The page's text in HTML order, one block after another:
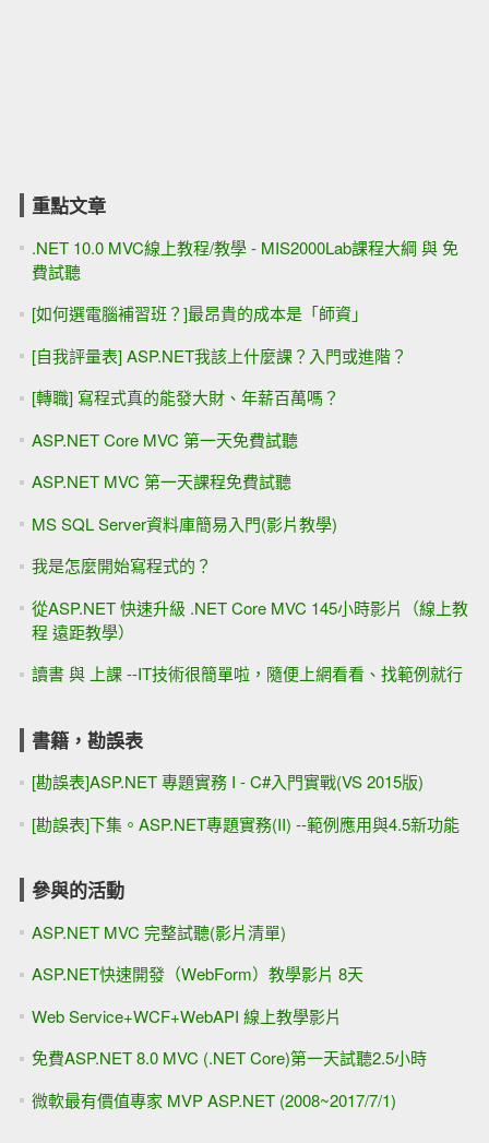
重點文章
.NET 10.0 MVC線上教程/教學 - MIS2000Lab課程大綱 與 免
費試聽
[如何選電腦補習班？]最昂貴的成本是「師資」
[自我評量表] ASP.NET我該上什麼課？入門或進階？
[轉職] 寫程式真的能發大財、年薪百萬嗎？
ASP.NET Core MVC 第一天免費試聽
ASP.NET MVC 第一天課程免費試聽
MS SQL Server資料庫簡易入門(影片教學)
我是怎麼開始寫程式的？
從ASP.NET 快速升級 .NET Core MVC 145小時影片（線上教
程 遠距教學）
讀書 與 上課 --IT技術很簡單啦，隨便上網看看、找範例就行
書籍，勘誤表
[勘誤表]ASP.NET 專題實務 I - C#入門實戰(VS 2015版)
[勘誤表]下集。ASP.NET專題實務(II) --範例應用與4.5新功能
參與的活動
ASP.NET MVC 完整試聽(影片清單)
ASP.NET快速開發（WebForm）教學影片 8天
Web Service+WCF+WebAPI 線上教學影片
免費ASP.NET 8.0 MVC (.NET Core)第一天試聽2.5小時
微軟最有價值專家 MVP ASP.NET (2008~2017/7/1)